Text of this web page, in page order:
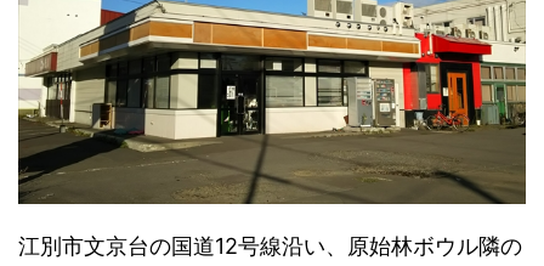
江別市文京台の国道12号線沿い、原始林ボウル隣の